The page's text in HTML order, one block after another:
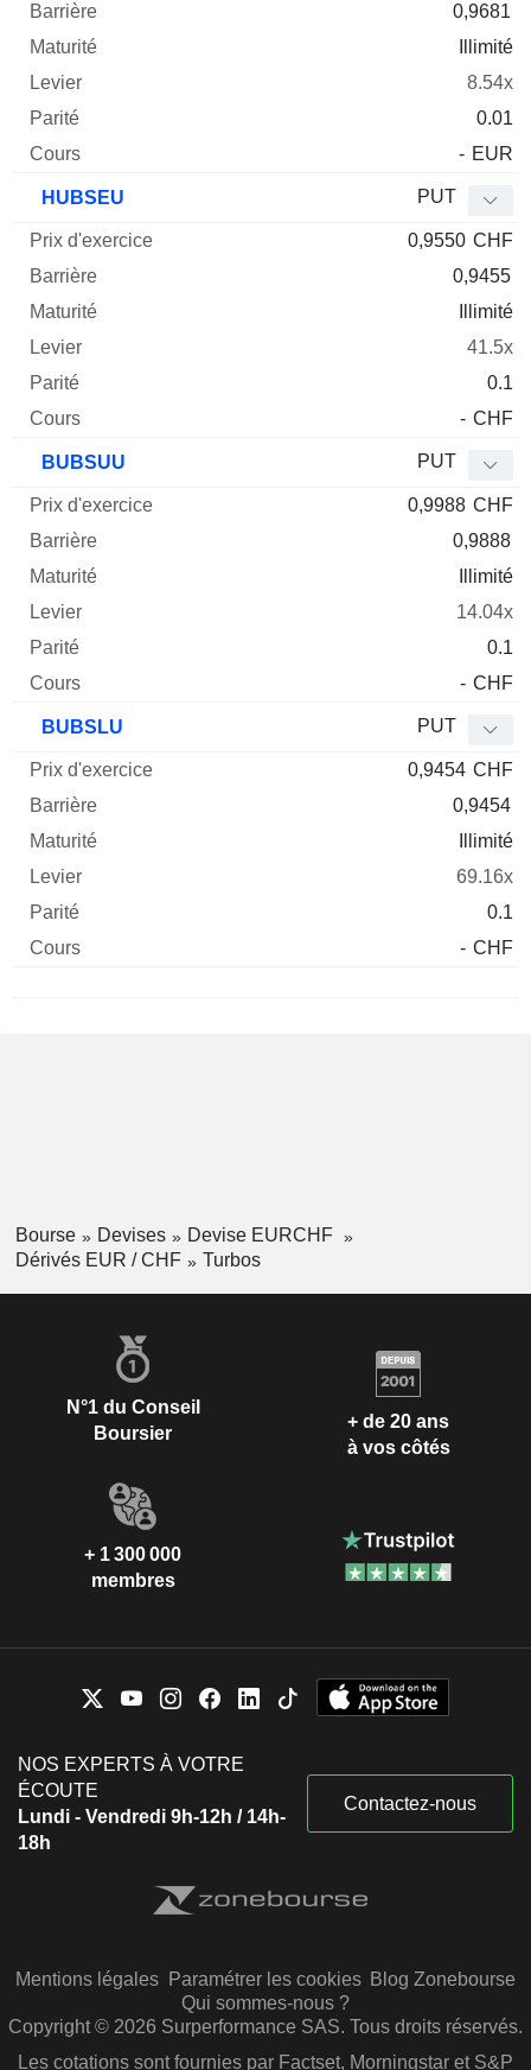
0,9681
Illimité
8.54x
0.01
- EUR
HUBSEU PUT
0,9550 CHF
0,9455
Illimité
41.5x
0.1
- CHF
BUBSUU PUT
0,9988 CHF
0,9888
Illimité
14.04x
0.1
- CHF
BUBSLU PUT
0,9454 CHF
0,9454
Illimité
69.16x
0.1
- CHF
Bourse Devises
Devise EURCHF
Dérivés EUR / CHF
Turbos
N°1 du Conseil
Boursier
+ de 20 ans
à vos côtés
+ 1 300 000
membres
NOS EXPERTS À VOTRE
ÉCOUTE
Lundi - Vendredi 9h-12h / 14h-
18h
Contactez-nous
Mentions légales Paramétrer les cookies Blog Zonebourse
Qui sommes-nous ?
Copyright © 2026 Surperformance SAS. Tous droits réservés.
Les cotations sont fournies par Factset, Morningstar et S&P